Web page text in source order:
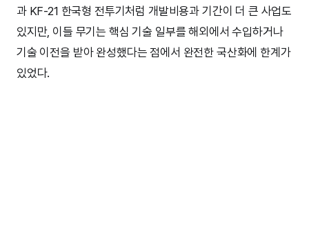
과 KF-21 한국형 전투기처럼 개발비용과 기간이 더 큰 사업도
있지만, 이들 무기는 핵심 기술 일부를 해외에서 수입하거나
기술 이전을 받아 완성했다는 점에서 완전한 국산화에 한계가
있었다.